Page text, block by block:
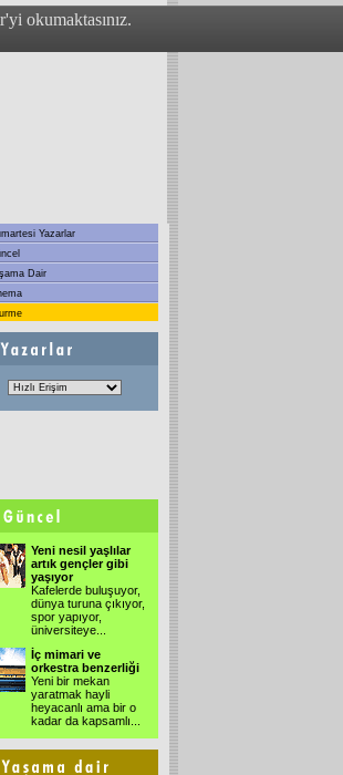
okumaktasınız.
Yazarlar
Dair
Yeni nesil yaşlılar
artık gençler gibi
yaşıyor
Kafelerde buluşuyor,
dünya turuna çıkıyor,
spor yapıyor,
üniversiteye
İç mimari ve
orkestra benzerliği
Yeni bir mekan
yaratmak hayli
heyacanlı ama bir o
kadar da kapsamlı